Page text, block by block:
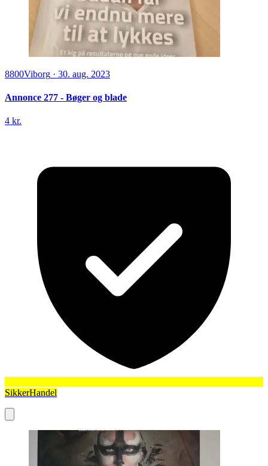
8800Viborg · 30. aug. 2023
Annonce 277 - Bøger og blade
4 kr.
SikkerHandel